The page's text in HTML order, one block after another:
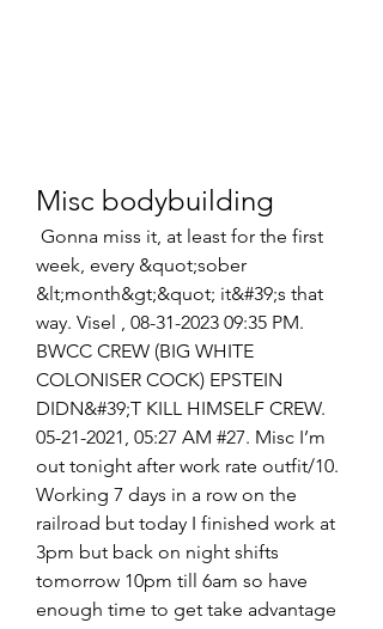
Misc bodybuilding
week, every &quot;sober
&lt;month&gt;&quot; it&#39;s that
way. Visel ‎, 08-31-2023 09:35 PM.
BWCC CREW (BIG WHITE
COLONISER COCK) EPSTEIN
DIDN&#39;T KILL HIMSELF CREW.
05-21-2021, 05:27 AM #27. Misc I’m
out tonight after work rate outfit/10.
Working 7 days in a row on the
railroad but today I finished work at
3pm but back on night shifts
tomorrow 10pm till 6am so have
enough time to get take advantage